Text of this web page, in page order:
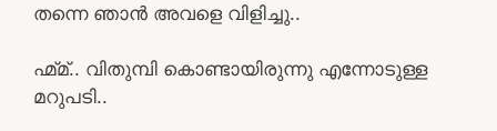
തന്നെ ഞാൻ അവളെ വിളിച്ചു..
ഹ്മ്മ്.. വിതുമ്പി കൊണ്ടായിരുന്നു എന്നോടുള്ള
മറുപടി..